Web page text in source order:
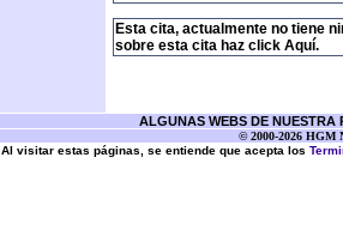
Esta cita, actualmente no tiene
sobre esta cita haz click Aquí.
ALGUNAS WEBS DE NUESTRA
© 2000-2026 HGM
Al visitar estas páginas, se entiende que acepta los